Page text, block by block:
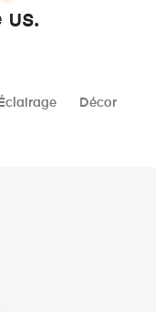
us.
Éclairage Décor